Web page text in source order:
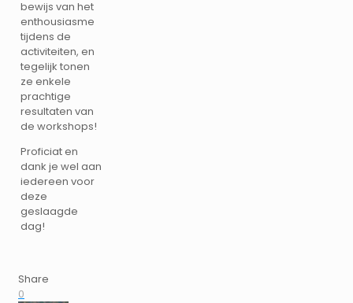
bewijs van het
enthousiasme
tijdens de
activiteiten, en
tegelijk tonen
ze enkele
prachtige
resultaten van
de workshops!
Proficiat en
dank je wel aan
iedereen voor
deze
geslaagde
dag!
Share
0